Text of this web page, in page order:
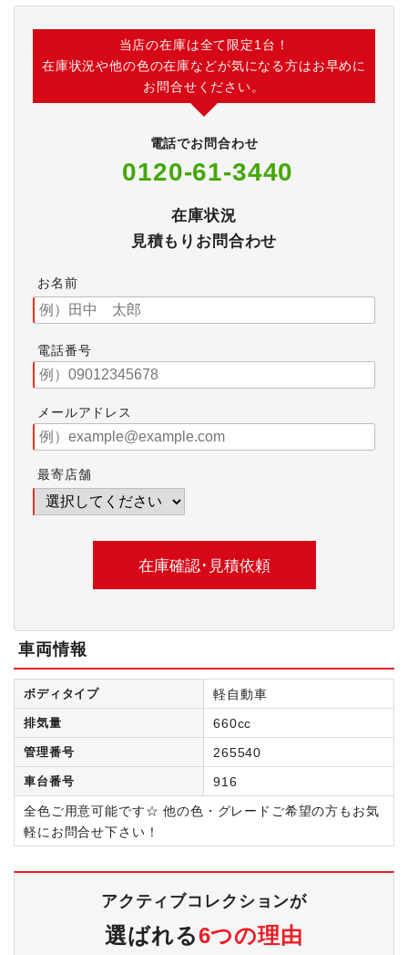
車両情報
ボディタイプ 軽自動車
排気量 660cc
管理番号 265540
車台番号
916
全色ご用意可能です☆ 他の色・グレードご希望の方もお気
軽にお問合せ下さい！
当店の在庫は全て限定1台！
在庫状況や他の色の在庫などが気になる方はお早めに
お問合せください。
電話でお問合わせ
0120-61-3440
在庫状況
見積もりお問合わせ
お名前
電話番号
メールアドレス
最寄店舗
アクティブコレクションが
選ばれる6つの理由